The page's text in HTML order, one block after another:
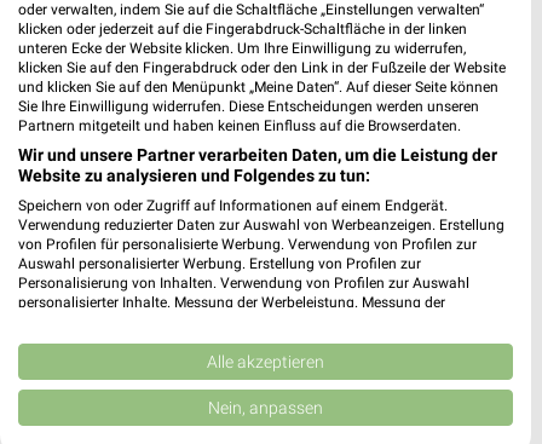
Diringer & Scheidel Wohn- und Gewerbebau
Filialen & Öffnungszeiten für Mannheim
dm Wochenprospekt & Angebote für Bensheim
DocMorris Prospekte und Angebote
Douglas Wochenprospekt & Angebote für
Viernheim
oder verwalten, indem Sie auf die Schaltfläche „Einstellungen verwalten“
klicken oder jederzeit auf die Fingerabdruck-Schaltfläche in der linken
unteren Ecke der Website klicken. Um Ihre Einwilligung zu widerrufen,
klicken Sie auf den Fingerabdruck oder den Link in der Fußzeile der Website
und klicken Sie auf den Menüpunkt „Meine Daten“. Auf dieser Seite können
Sie Ihre Einwilligung widerrufen. Diese Entscheidungen werden unseren
Partnern mitgeteilt und haben keinen Einfluss auf die Browserdaten.
Wir und unsere Partner verarbeiten Daten, um die Leistung der
Website zu analysieren und Folgendes zu tun:
Speichern von oder Zugriff auf Informationen auf einem Endgerät.
Verwendung reduzierter Daten zur Auswahl von Werbeanzeigen. Erstellung
von Profilen für personalisierte Werbung. Verwendung von Profilen zur
Auswahl personalisierter Werbung. Erstellung von Profilen zur
Personalisierung von Inhalten. Verwendung von Profilen zur Auswahl
personalisierter Inhalte. Messung der Werbeleistung. Messung der
Kombinationen von Daten aus verschiedenen Quellen. Entwicklung und
Verbesserung der Angebote. Verwendung reduzierter Daten zur Auswahl
von Inhalten.
Daten können außerhalb der Europäischen Union weitergegeben und in die
USA gesendet werden.
Alle akzeptieren
Nein, anpassen